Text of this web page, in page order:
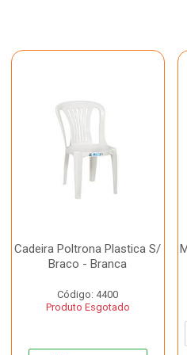
Cadeira Poltrona Plastica S/
Braco - Branca
Código: 4400
Produto Esgotado